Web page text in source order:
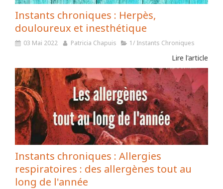
Instants chroniques : Herpès,
douloureux et inesthétique
03 Mai 2022 Patricia Chapuis 1/ Instants Chroniques
Lire l'article
Instants chroniques : Allergies
respiratoires : des allergènes tout au
long de l'année